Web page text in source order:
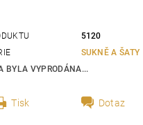
5120
SUKNĚ A ŠATY
BYLA VYPRODÁNA...
Tisk Dotaz